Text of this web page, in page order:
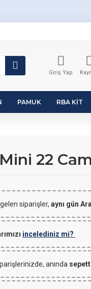
Giriş Yap
PAMUK RBA KIT
22
siparişler, aynı gün
incelediniz mi?
anında